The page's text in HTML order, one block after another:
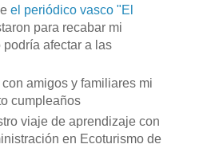
el periódico vasco "El
para recabar mi
afectar a las
amigos y familiares mi
cumpleaños
viaje de aprendizaje con
en Ecoturismo de